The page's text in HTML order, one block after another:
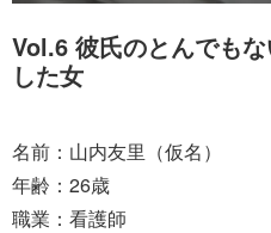
Vol.6 彼氏のとんでも
した女
名前：山内友里（仮名）
年齢：26歳
職業：看護師